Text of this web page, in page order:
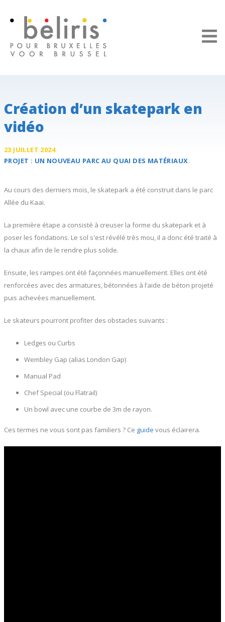
Création d’un skatepark en
vidéo
23 JUILLET 2024
PROJET : UN NOUVEAU PARC AU QUAI DES MATÉRIAUX
Au cours des derniers mois, le skatepark a été construit dans le parc
Allée du Kaai.
La première étape a consisté à creuser la forme du skatepark et à
poser les fondations. Le sol s'est révélé très mou, il a donc été traité à
la chaux afin de le rendre plus solide.
Ensuite, les rampes ont été façonnées manuellement. Elles ont été
renforcées avec des armatures, bétonnées à l’aide de béton projeté
puis achevées manuellement.
Le skateurs pourront profiter des obstacles suivants :
Ledges ou Curbs
Wembley Gap (alias London Gap)
Manual Pad
Chef Special (ou Flatrail)
Un bowl avec une courbe de 3m de rayon.
Ces termes ne vous sont pas familiers ? Ce guide vous éclairera.